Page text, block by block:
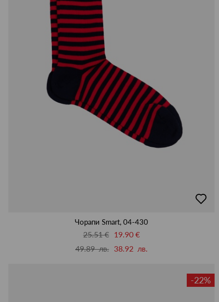
в
Чорапи Smart, 04-430
25.51 € 19.90 €
49.89 лв. 38.92 лв.
-22%